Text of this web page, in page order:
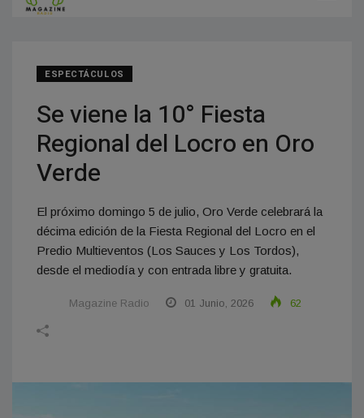
ESPECTÁCULOS
Se viene la 10° Fiesta
Regional del Locro en Oro
Verde
El próximo domingo 5 de julio, Oro Verde celebrará la
décima edición de la Fiesta Regional del Locro en el
Predio Multieventos (Los Sauces y Los Tordos),
desde el mediodía y con entrada libre y gratuita.
Magazine Radio 01 Junio, 2026 62